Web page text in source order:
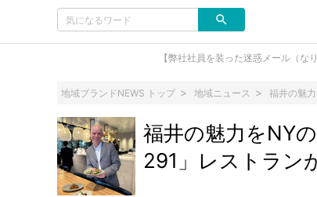
【弊社社員を装った迷惑メール（
地域ブランドNEWS トップ 地域ニュース 福井の魅
福井の魅力をNY
291」レストラン